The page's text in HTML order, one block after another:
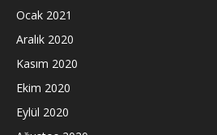
Ocak 2021
Aralık 2020
Kasım 2020
Ekim 2020
Eylül 2020